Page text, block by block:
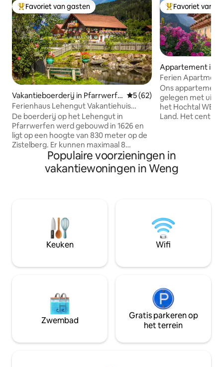
Topfavoriet van gasten
Favoriet van gasten
Vakantieboerderij in Pfarrwerfe
n
Gemiddelde beoordeling
5 (62)
Ferienhaus Lehengut Vakantiehuis
'Lehengut'
De boerderij op het Lehengut in
Pfarrwerfen werd gebouwd in 1626 en
ligt op een hoogte van 830 meter op de
Zistelberg. Er kunnen maximaal 8
personen verblijven. Het wordt omringd
door bergtoppen, groene weiden en
besneeuwde velden in de winter en
enorme weiden en een adembenemend
panoramisch uitzicht wachten op je in de
zomer. De nabijgelegen Eisriesenwelt
Werfen, de grootste ijsgrot ter wereld
Topfavoriet van
Favoriet van
Appartement in
Ferien
Oberlehengut
Ons
gelegen met
het Hochtal
Land. Het centrum en het zwemmeer
Werfenweng 2
Ski AMADE en
Veel
Hochalpenstraße
te bereiken.
Populaire voorzieningen in
vakantiewoningen in Weng
Keuken Wifi
Zwembad
Gratis parkeren op
het terrein